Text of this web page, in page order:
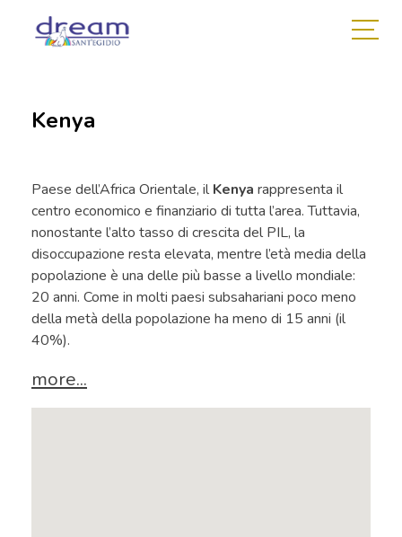
Kenya
Paese dell’Africa Orientale, ilKenya rappresenta il
centro economico e finanziario di tutta l’area. Tuttavia,
nonostante l’alto tasso di crescita del PIL, la
disoccupazione resta elevata, mentre l’età media della
popolazione è una delle più basse a livello mondiale:
20 anni. Come in molti paesi subsahariani poco meno
della metà della popolazione ha meno di 15 anni (il
40%).
more...